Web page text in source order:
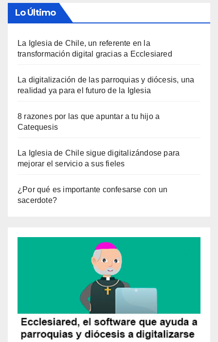
Lo Último
La Iglesia de Chile, un referente en la
transformación digital gracias a Ecclesiared
La digitalización de las parroquias y diócesis, una
realidad ya para el futuro de la Iglesia
8 razones por las que apuntar a tu hijo a
Catequesis
La Iglesia de Chile sigue digitalizándose para
mejorar el servicio a sus fieles
¿Por qué es importante confesarse con un
sacerdote?